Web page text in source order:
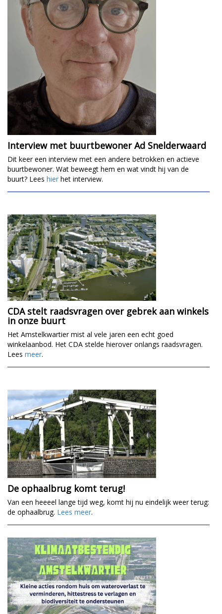
Interview met buurtbewoner Ad Snelderwaard
Dit keer een interview met een andere betrokken en actieve
buurtbewoner. Wat beweegt hem en wat vindt hij van de
buurt? Lees hier het interview.
CDA stelt raadsvragen over gebrek aan winkels
in onze buurt
Het Amstelkwartier mist al vele jaren een echt goed
winkelaanbod. Het CDA stelde hierover onlangs raadsvragen.
Lees meer.
De ophaalbrug komt terug!
Van een heeeel lange tijd weg, komt hij nu eindelijk weer terug:
de ophaalbrug. Lees meer.